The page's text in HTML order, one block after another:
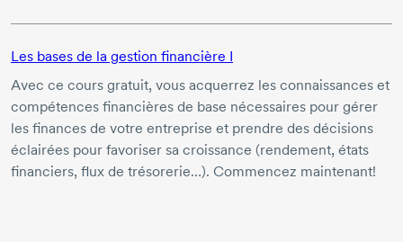
Les bases de la gestion financière I
Avec ce cours gratuit, vous acquerrez les connaissances et
compétences financières de base nécessaires pour gérer
les finances de votre entreprise et prendre des décisions
éclairées pour favoriser sa croissance (rendement, états
financiers, flux de trésorerie…). Commencez maintenant!